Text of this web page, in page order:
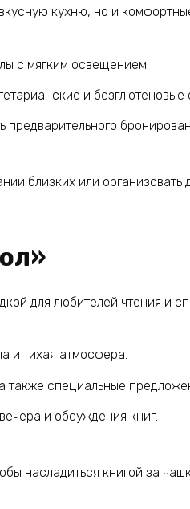
кухню, но и
с мягким освещением.
и безглютеновые
близких или организовать
для любителей чтения и
и тихая атмосфера.
специальные
и обсуждения книг.
насладиться книгой за